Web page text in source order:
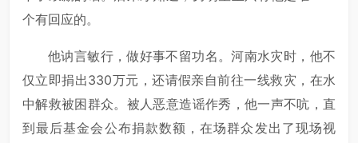
个有回应的。
他讷言敏行，做好事不留功名。河南水灾时，他不
仅立即捐出330万元，还请假亲自前往一线救灾，在水
中解救被困群众。被人恶意造谣作秀，他一声不吭，直
到最后基金会公布捐款数额，在场群众发出了现场视